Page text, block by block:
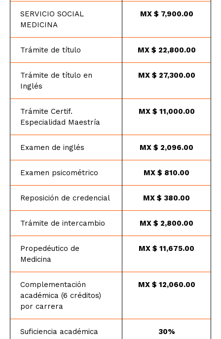
nuevo ingreso las herramientas
de apoyo que faciliten la
optimización de su desarrollo
personal, con base en los
resultados del proceso de
$2,412 pesos mexicanos.
SERVICIO SOCIAL
MEDICINA
MX $ 7,900.00
Trámite de título MX $ 22,800.00
Trámite de título en
Inglés
MX $ 27,300.00
Trámite Certif.
Especialidad Maestría
MX $ 11,000.00
Examen de inglés MX $ 2,096.00
Examen psicométrico MX $ 810.00
Reposición de credencial MX $ 380.00
Trámite de intercambio MX $ 2,800.00
Propedéutico de
Medicina
MX $ 11,675.00
Complementación
académica (6 créditos)
por carrera
MX $ 12,060.00
Suficiencia académica
30%